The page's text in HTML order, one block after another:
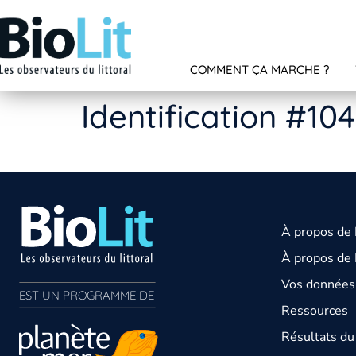
COMMENT ÇA MARCHE ?
Identification
EST UN PROGRAMME DE
À propos de
À propos de
Vos
Ressources
Résultats